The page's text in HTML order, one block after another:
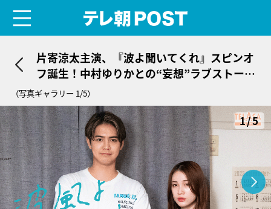
片寄涼太主演、『波よ聞いてくれ』スピンオ
フ誕生！中村ゆりかとの“妄想”ラブストーリ
ーが開幕
（写真ギャラリー 1/5）
1/5